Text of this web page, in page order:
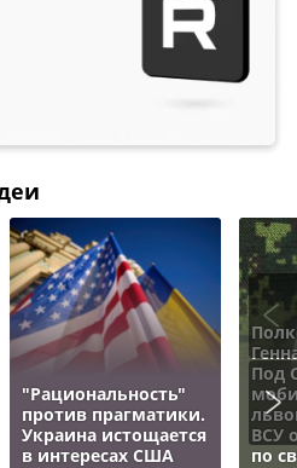
"Рациональность"
против прагматики.
Украина истощается
в интересах США
Под
ВСУ
по